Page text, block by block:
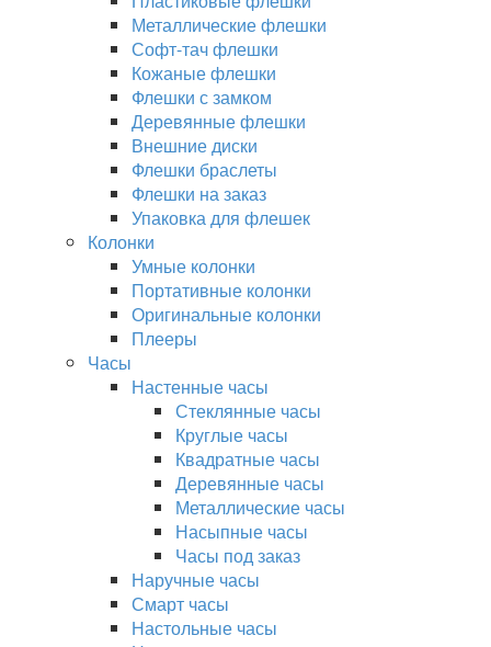
Металлические флешки
Софт-тач флешки
Кожаные флешки
Флешки с замком
Деревянные флешки
Внешние диски
Флешки браслеты
Флешки на заказ
Упаковка для флешек
Колонки
Умные колонки
Портативные колонки
Оригинальные колонки
Плееры
Часы
Настенные часы
Стеклянные часы
Круглые часы
Квадратные часы
Деревянные часы
Металлические часы
Насыпные часы
Часы под заказ
Наручные часы
Смарт часы
Настольные часы